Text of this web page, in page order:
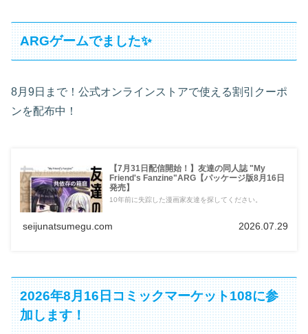
ARGゲームでました✨
8月9日まで！公式オンラインストアで使える割引クーポ
ンを配布中！
【7月31日配信開始！】友達の同人誌 "My
Friend's Fanzine"ARG【パッケージ版8月16日
発売】
10年前に失踪した漫画家友達を探してください。
seijunatsumegu.com 2026.07.29
2026年8月16日コミックマーケット108に参
加します！